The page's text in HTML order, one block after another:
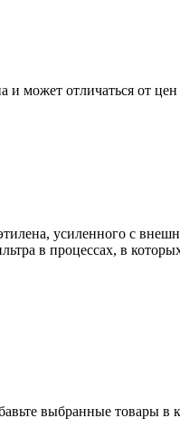
и может отличаться от
усиленного с
в процессах, в
выбранные товары